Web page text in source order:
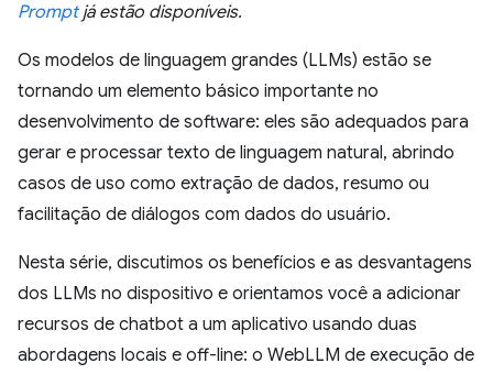
Promptjá estão disponíveis.
Os modelos de linguagem grandes (LLMs) estão se
tornando um elemento básico importante no
desenvolvimento de software: eles são adequados para
gerar e processar texto de linguagem natural, abrindo
casos de uso como extração de dados, resumo ou
facilitação de diálogos com dados do usuário.
Nesta série, discutimos os benefícios e as desvantagens
dos LLMs no dispositivo e orientamos você a adicionar
recursos de chatbot a um aplicativo usando duas
abordagens locais e off-line: o WebLLM de execução de